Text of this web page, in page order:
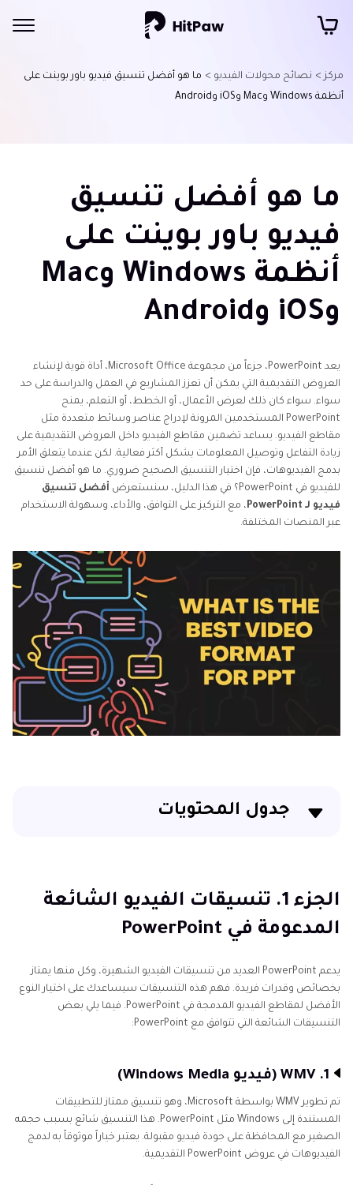
مركز > نصائح محولات الفيديو > ما هو أفضل تنسيق فيديو باور بوينت على
أنظمة Windows وMac وiOS وAndroid
ما هو أفضل تنسيق
فيديو باور بوينت على
أنظمة Windows وMac
وiOS وAndroid
يعد PowerPoint، جزءاً من مجموعة Microsoft Office، أداة قوية لإنشاء
العروض التقديمية التي يمكن أن تعزز المشاريع في العمل والدراسة على حد
سواء. سواء كان ذلك لعرض الأعمال، أو الخطط، أو التعلم، يمنح
PowerPoint المستخدمين المرونة لإدراج عناصر وسائط متعددة مثل
مقاطع الفيديو. يساعد تضمين مقاطع الفيديو داخل العروض التقديمية على
زيادة التفاعل وتوصيل المعلومات بشكل أكثر فعالية. لكن عندما يتعلق الأمر
بدمج الفيديوهات، فإن اختيار التنسيق الصحيح ضروري. ما هو أفضل تنسيق
للفيديو في PowerPoint؟ في هذا الدليل، سنستعرض
أفضل تنسيق
فيديو لـ PowerPoint
، مع التركيز على التوافق، والأداء، وسهولة الاستخدام
عبر المنصات المختلفة.
جدول المحتويات
الجزء 2. كيف يمكنني اختيار تنسيق فيديو لعرض
PowerPoint التقديمي؟
الجزء 3. أفضل أداة لتحويل أي فيديو إلى تنسيق متوافق مع
PowerPoint
الجزء 1. تنسيقات الفيديو الشائعة
المدعومة في PowerPoint
يدعم PowerPoint العديد من تنسيقات الفيديو الشهيرة، وكل منها يمتاز
بخصائص وقدرات فريدة. فهم هذه التنسيقات سيساعدك على اختيار النوع
الأفضل لمقاطع الفيديو المدمجة في PowerPoint. فيما يلي بعض
التنسيقات الشائعة التي تتوافق مع PowerPoint:
1. WMV (فيديو Windows Media)
تم تطوير WMV بواسطة Microsoft، وهو تنسيق ممتاز للتطبيقات
المستندة إلى Windows مثل PowerPoint. هذا التنسيق شائع بسبب حجمه
الصغير مع المحافظة على جودة فيديو مقبولة. يعتبر خياراً موثوقاً به لدمج
الفيديوهات في عروض PowerPoint التقديمية.